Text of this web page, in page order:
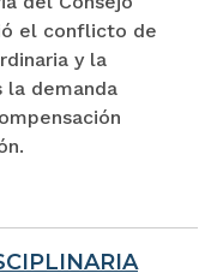
el conflicto de
y la
la demanda